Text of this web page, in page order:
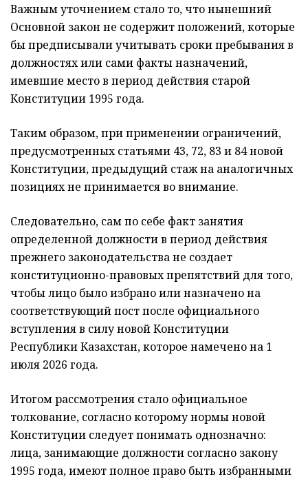
Важным уточнением стало то, что нынешний
Основной закон не содержит положений, которые
бы предписывали учитывать сроки пребывания в
должностях или сами факты назначений,
имевшие место в период действия старой
Конституции 1995 года.
Таким образом, при применении ограничений,
предусмотренных статьями 43, 72, 83 и 84 новой
Конституции, предыдущий стаж на аналогичных
позициях не принимается во внимание.
Следовательно, сам по себе факт занятия
определенной должности в период действия
прежнего законодательства не создает
конституционно-правовых препятствий для того,
чтобы лицо было избрано или назначено на
соответствующий пост после официального
вступления в силу новой Конституции
Республики Казахстан, которое намечено на 1
июля 2026 года.
Итогом рассмотрения стало официальное
толкование, согласно которому нормы новой
Конституции следует понимать однозначно:
лица, занимающие должности согласно закону
1995 года, имеют полное право быть избранными